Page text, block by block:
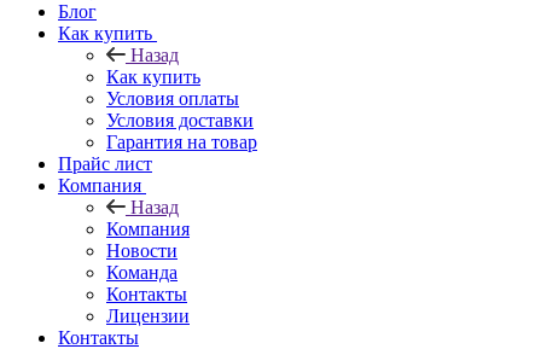
Блог
Как купить
Назад
Как купить
Условия оплаты
Условия доставки
Гарантия на товар
Прайс лист
Компания
Назад
Компания
Новости
Команда
Контакты
Лицензии
Контакты